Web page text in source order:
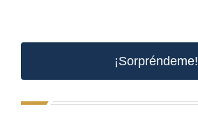
¡Sorpréndeme!